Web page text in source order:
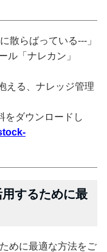
散らばっている---」
ル「ナレカン」
える、ナレッジ管理
をダウンロードし
用するために最
めに最適な方法をご